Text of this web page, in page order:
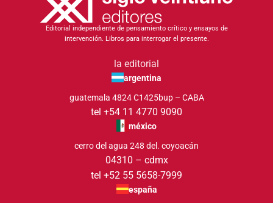
Editorial independiente de pensamiento crítico y ensayos de
intervención. Libros para interrogar el presente.
la editorial
argentina
guatemala 4824 C1425bup – CABA
tel +54 11 4770 9090
méxico
cerro del agua 248 del. coyoacán
04310 – cdmx
tel +52 55 5658-7999
españa